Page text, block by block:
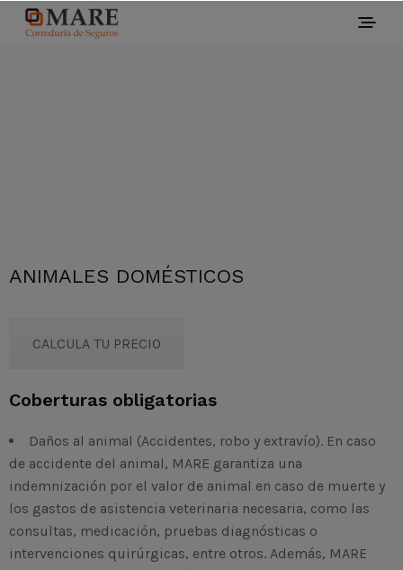
ANIMALES DOMÉSTICOS
CALCULA TU PRECIO
Coberturas obligatorias
Daños al animal (Accidentes, robo y extravío). En caso
de accidente del animal, MARE garantiza una
indemnización por el valor de animal en caso de muerte y
los gastos de asistencia veterinaria necesaria, como las
consultas, medicación, pruebas diagnósticas o
intervenciones quirúrgicas, entre otros. Además, MARE